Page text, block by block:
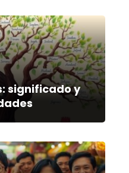
significado y